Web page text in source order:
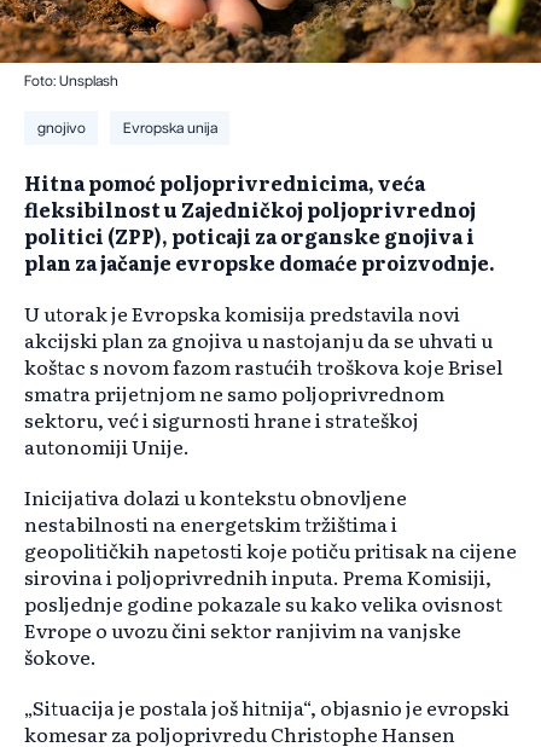
Foto: Unsplash
gnojivo Evropska unija
Hitna pomoć poljoprivrednicima, veća
fleksibilnost u Zajedničkoj poljoprivrednoj
politici (ZPP), poticaji za organske gnojiva i
plan za jačanje evropske domaće proizvodnje.
U utorak je Evropska komisija predstavila novi
akcijski plan za gnojiva u nastojanju da se uhvati u
koštac s novom fazom rastućih troškova koje Brisel
smatra prijetnjom ne samo poljoprivrednom
sektoru, već i sigurnosti hrane i strateškoj
autonomiji Unije.
Inicijativa dolazi u kontekstu obnovljene
nestabilnosti na energetskim tržištima i
geopolitičkih napetosti koje potiču pritisak na cijene
sirovina i poljoprivrednih inputa. Prema Komisiji,
posljednje godine pokazale su kako velika ovisnost
Evrope o uvozu čini sektor ranjivim na vanjske
šokove.
„Situacija je postala još hitnija“, objasnio je evropski
komesar za poljoprivredu Christophe Hansen